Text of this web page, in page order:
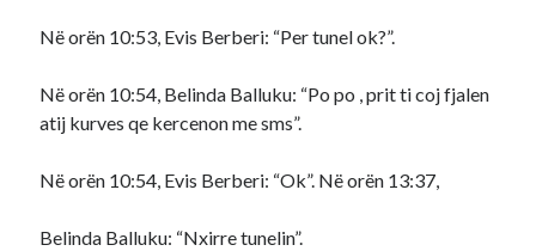
Në orën 10:53, Evis Berberi: “Per tunel ok?”.
Në orën 10:54, Belinda Balluku: “Po po , prit ti coj fjalen
atij kurves qe kercenon me sms”.
Në orën 10:54, Evis Berberi: “Ok”. Në orën 13:37,
Belinda Balluku: “Nxirre tunelin”.